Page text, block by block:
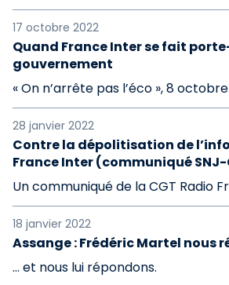
17 octobre 2022
Quand France Inter se fait
gouvernement
« On n’arrête pas l’éco », 8 octobre.
28 janvier 2022
Contre la dépolitisation de
France Inter (communiqué SNJ-
Un communiqué de la CGT Radio
18 janvier 2022
Assange : Frédéric Martel nous
... et nous lui répondons.